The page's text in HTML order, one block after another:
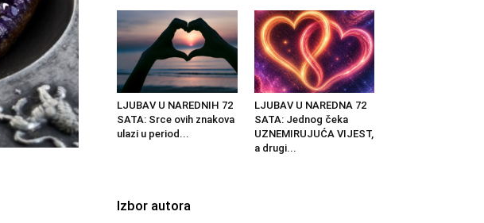
LJUBAV U NAREDNIH 72
SATA: Srce ovih znakova
ulazi u period...
LJUBAV U NAREDNA 72
SATA: Jednog čeka
UZNEMIRUJUĆA VIJEST,
a drugi...
Izbor autora